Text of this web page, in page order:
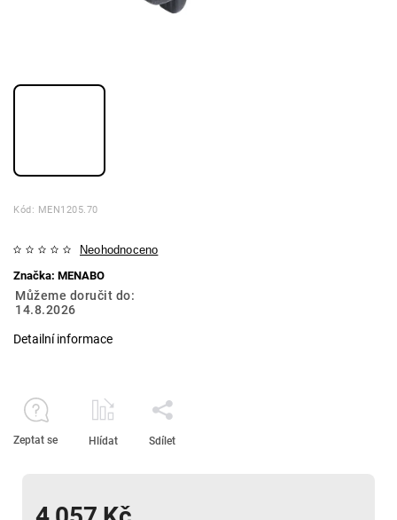
Kód: MEN1205.70
Neohodnoceno
Značka: MENABO
Můžeme doručit do:
14.8.2026
Detailní informace
Zeptat se Hlídat Sdílet